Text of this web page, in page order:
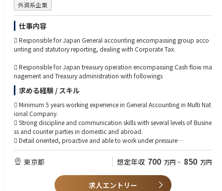
外資系企業
仕事内容
 Responsible for Japan General accounting encompassing group acco
unting and statutory reporting, dealing with Corporate Tax.
 Responsible for Japan treasury operation encompassing Cash flow ma
nagement and Treasury administration with followings
求める経験 / スキル
 Minimum 5 years working experience in General Accounting in Multi Nat
ional Company.
 Strong discipline and communication skills with several levels of Busine
ss and counter parties in domestic and abroad.
 Detail oriented, proactive and able to work under pressure
 A team player who is happy to roll‐up his or her sleeves and participa
teparticipate at all levels of operation from view of Total optimization
for organization with Business support mind.
 Align with Edgewell / Schick Japan Purpose and Vision
 Excellent skills in Excel. Experience and Knowledge of SAP, Hyperion pr
東京都 想定年収 700 万円 ~ 850 万円
求人エントリー